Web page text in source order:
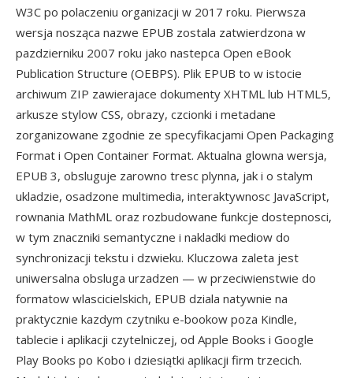
W3C po polaczeniu organizacji w 2017 roku. Pierwsza
wersja nosząca nazwe EPUB zostala zatwierdzona w
pazdzierniku 2007 roku jako nastepca Open eBook
Publication Structure (OEBPS). Plik EPUB to w istocie
archiwum ZIP zawierajace dokumenty XHTML lub HTML5,
arkusze stylow CSS, obrazy, czcionki i metadane
zorganizowane zgodnie ze specyfikacjami Open Packaging
Format i Open Container Format. Aktualna glowna wersja,
EPUB 3, obsluguje zarowno tresc plynna, jak i o stalym
ukladzie, osadzone multimedia, interaktywnosc JavaScript,
rownania MathML oraz rozbudowane funkcje dostepnosci,
w tym znaczniki semantyczne i nakladki mediow do
synchronizacji tekstu i dzwieku. Kluczowa zaleta jest
uniwersalna obsluga urzadzen — w przeciwienstwie do
formatow wlascicielskich, EPUB dziala natywnie na
praktycznie kazdym czytniku e-bookow poza Kindle,
tablecie i aplikacji czytelniczej, od Apple Books i Google
Play Books po Kobo i dziesiątki aplikacji firm trzecich.